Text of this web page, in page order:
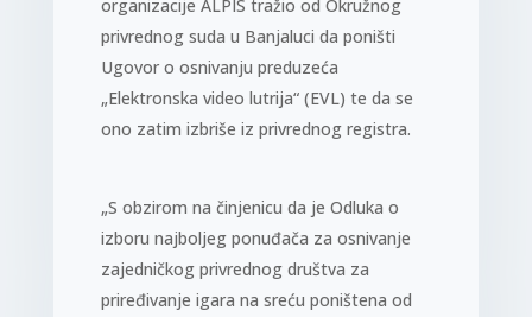
organizacije ALPIS tražio od Okružnog
privrednog suda u Banjaluci da poništi
Ugovor o osnivanju preduzeća
„Elektronska video lutrija“ (EVL) te da se
ono zatim izbriše iz privrednog registra.
„S obzirom na činjenicu da je Odluka o
izboru najboljeg ponuđača za osnivanje
zajedničkog privrednog društva za
priređivanje igara na sreću poništena od